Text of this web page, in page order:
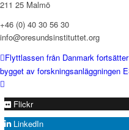
211 25 Malmö
+46 (0) 40 30 56 30
info@oresundsinstituttet.org
Flyttlassen från Danmark
bygget av forskningsanläggningen
Flickr
LinkedIn